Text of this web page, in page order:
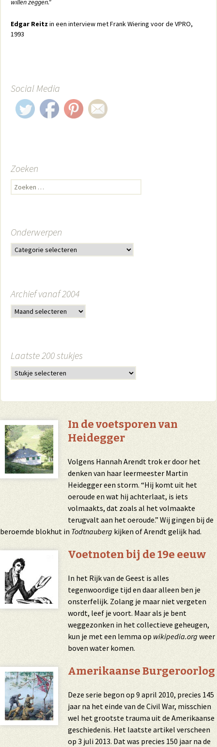
willen zeggen."
Edgar Reitz in een interview met Frank Wiering voor de VPRO,
1993
Social Media
Zoeken
Zoeken naar:
Onderwerpen
Archief vanaf 2004
Laatste 200 stukjes
In de voetsporen van
Heidegger
Volgens Hannah Arendt trok er door het
denken van haar leermeester Martin
Heidegger een storm. “Hij komt uit het
oeroude en wat hij achterlaat, is iets
volmaakts, dat zoals al het volmaakte
terugvalt aan het oeroude.” Wij gingen bij de
beroemde blokhut in Todtnauberg kijken of Arendt gelijk had.
Voetnoten bij de 19e eeuw
In het Rijk van de Geest is alles
tegenwoordige tijd en daar alleen ben je
onsterfelijk. Zolang je maar niet vergeten
wordt, leef je voort. Maar als je bent
weggezonken in het collectieve geheugen,
kun je met een lemma op wikipedia.org weer
boven water komen.
Amerikaanse Burgeroorlog
Deze serie begon op 9 april 2010, precies 145
jaar na het einde van de Civil War, misschien
wel het grootste trauma uit de Amerikaanse
geschiedenis. Het laatste artikel verscheen
op 3 juli 2013. Dat was precies 150 jaar na de